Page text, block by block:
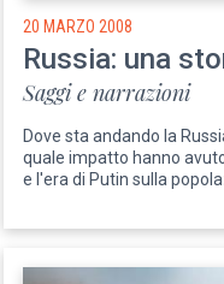
20 MARZO 2008
Russia: una
Saggi e narrazioni
Dove sta andando la
quale impatto hanno
e l'era di Putin sulla